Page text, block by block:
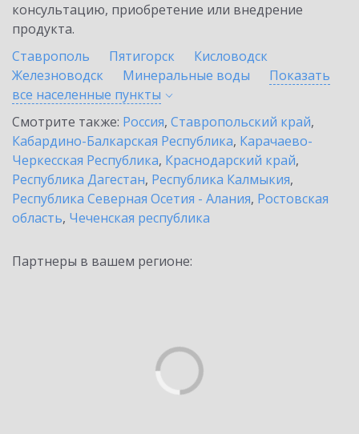
консультацию, приобретение или внедрение
продукта.
Ставрополь
Пятигорск
Кисловодск
Железноводск
Минеральные воды
Показать
все населенные пункты
Смотрите также: Россия, Ставропольский край,
Кабардино-Балкарская Республика, Карачаево-
Черкесская Республика, Краснодарский край,
Республика Дагестан, Республика Калмыкия,
Республика Северная Осетия - Алания, Ростовская
область, Чеченская республика
Партнеры в вашем регионе: